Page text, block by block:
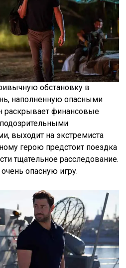
обстановку в
наполненную опасными
финансовые
выходит на экстремиста
герою предстоит поездка
тщательное расследование.
опасную игру.